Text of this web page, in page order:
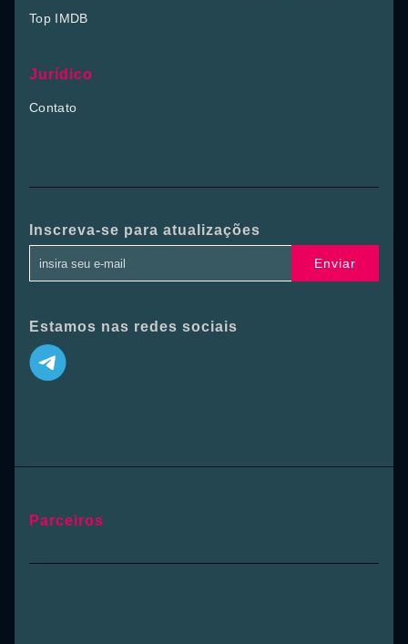
Top IMDB
Jurídico
Contato
Inscreva-se para atualizações
Enviar
Estamos nas redes sociais
Parceiros